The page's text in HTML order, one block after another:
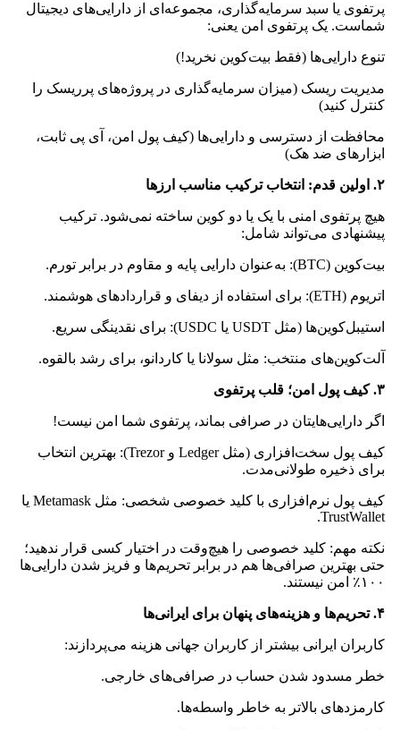
پرتفوی یا سبد سرمایه‌گذاری، مجموعه‌ای از دارایی‌های دیجیتال
شماست. یک پرتفوی امن یعنی:
تنوع دارایی‌ها (فقط بیت‌کوین نخرید!)
مدیریت ریسک (میزان سرمایه‌گذاری در پروژه‌های پرریسک را
کنترل کنید)
محافظت از دسترسی و دارایی‌ها (کیف پول امن، آی پی ثابت،
ابزارهای ضد هک)
۲. اولین قدم: انتخاب ترکیب مناسب ارزها
هیچ پرتفوی امنی با یک یا دو کوین ساخته نمی‌شود. ترکیب
پیشنهادی می‌تواند شامل:
بیت‌کوین (BTC): به‌عنوان دارایی پایه و مقاوم در برابر تورم.
اتریوم (ETH): برای استفاده از دیفای و قراردادهای هوشمند.
استیبل‌کوین‌ها (مثل USDT یا USDC): برای نقدینگی سریع.
آلت‌کوین‌های منتخب: مثل سولانا یا کاردانو، برای رشد بالقوه.
۳. کیف پول امن؛ قلب پرتفوی
اگر دارایی‌هایتان در صرافی بماند، پرتفوی شما امن نیست!
کیف پول سخت‌افزاری (مثل Ledger و Trezor): بهترین انتخاب
برای ذخیره طولانی‌مدت.
کیف پول نرم‌افزاری با کلید خصوصی شخصی: مثل Metamask یا
TrustWallet.
نکته مهم: کلید خصوصی را هیچ‌وقت در اختیار کسی قرار ندهید؛
حتی بهترین صرافی‌ها هم در برابر تحریم‌ها و فریز شدن دارایی‌ها
۱۰۰٪ امن نیستند.
۴. تحریم‌ها و هزینه‌های پنهان برای ایرانی‌ها
کاربران ایرانی بیشتر از کاربران جهانی هزینه می‌پردازند:
خطر مسدود شدن حساب در صرافی‌های خارجی.
کارمزدهای بالاتر به خاطر واسطه‌ها.